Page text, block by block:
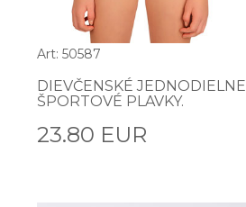
Art: 50587
DIEVČENSKÉ JEDNODIELNE
ŠPORTOVÉ PLAVKY.
23.80 EUR